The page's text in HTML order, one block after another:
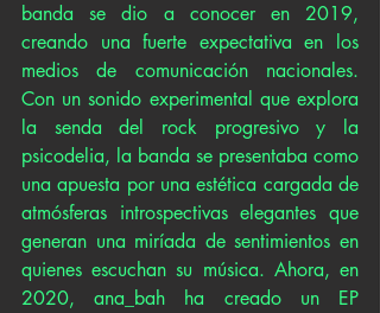
banda se dio a conocer en 2019,
creando una fuerte expectativa en los
medios de comunicación nacionales.
Con un sonido experimental que explora
la senda del rock progresivo y la
psicodelia, la banda se presentaba como
una apuesta por una estética cargada de
atmósferas introspectivas elegantes que
generan una miríada de sentimientos en
quienes escuchan su música. Ahora, en
2020, ana_bah ha creado un EP